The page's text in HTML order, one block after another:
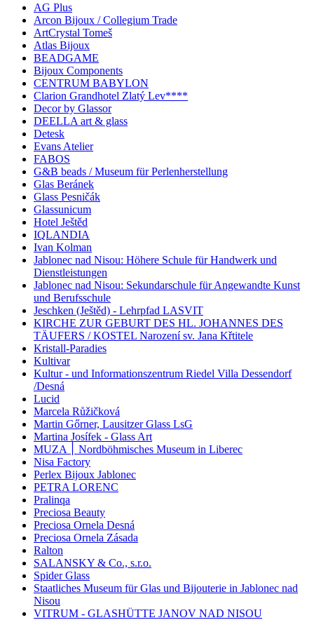
AG Plus
Arcon Bijoux / Collegium Trade
ArtCrystal Tomeš
Atlas Bijoux
BEADGAME
Bijoux Components
CENTRUM BABYLON
Clarion Grandhotel Zlatý Lev****
Decor by Glassor
DEELLA art & glass
Detesk
Evans Atelier
FABOS
G&B beads / Museum für Perlenherstellung
Glas Beránek
Glass Pesničák
Glassunicum
Hotel Ještěd
IQLANDIA
Ivan Kolman
Jablonec nad Nisou: Höhere Schule für Handwerk und
Dienstleistungen
Jablonec nad Nisou: Sekundarschule für Angewandte Kunst
und Berufsschule
Jeschken (Ještěd) - Lehrpfad LASVIT
KIRCHE ZUR GEBURT DES HL. JOHANNES DES
TÄUFERS / KOSTEL Narození sv. Jana Křtitele
Kristall-Paradies
Kultivar
Kultur - und Informationszentrum Riedel Villa Dessendorf
/Desná
Lucid
Marcela Růžičková
Martin Gőrner, Lausitzer Glass LsG
Martina Josífek - Glass Art
MUZA ׀ Nordböhmisches Museum in Liberec
Nisa Factory
Perlex Bijoux Jablonec
PETRA LORENC
Pralinqa
Preciosa Beauty
Preciosa Ornela Desná
Preciosa Ornela Zásada
Ralton
SALANSKY & Co., s.r.o.
Spider Glass
Staatliches Museum für Glas und Bijouterie in Jablonec nad
Nisou
VITRUM - GLASHÜTTE JANOV NAD NISOU